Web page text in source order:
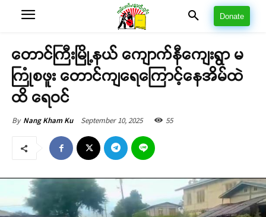
Donate
တောင်ကြီးမြို့နယ် ကျောက်နီကျေးရွာ မ
ကြုံစဖူး တောင်ကျရေကြောင့်နေအိမ်ထဲ
ထိ ရေဝင်
By Nang Kham Ku September 10, 2025 55